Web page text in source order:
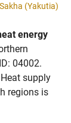
(Yakutia)
energy
04002.
supply
regions is